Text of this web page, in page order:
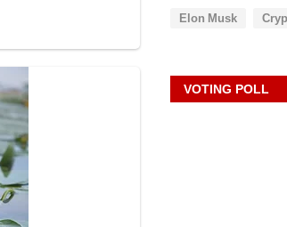
Elon Musk
VOTING POLL